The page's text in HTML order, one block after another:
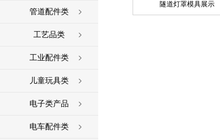
管道配件类
工艺品类
工业配件类
儿童玩具类
电子类产品
电车配件类
隧道灯罩模具展示